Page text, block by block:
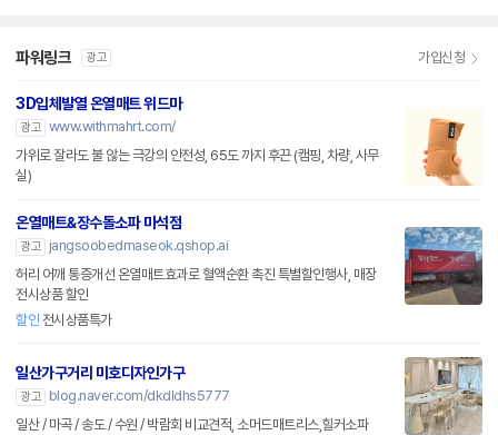
파워링크 광고 가입신청
3D입체발열 온열매트 위드마
광고 www.withmahrt.com/
가위로 잘라도 불 않는 극강의 안전성, 65도 까지 후끈 (캠핑, 차량, 사무
실)
온열매트&장수돌소파 마석점
광고
jangsoobedmaseok.qshop.ai
허리 어깨 통증개선 온열매트효과로 혈액순환 촉진 특별할인행사, 매장
전시상품 할인
할인 전시상품특가
일산가구거리 미호디자인가구
광고
blog.naver.com/dkdldhs5777
일산 / 마곡 / 송도 / 수원 / 박람회 비교견적, 소머드매트리스,힐커소파